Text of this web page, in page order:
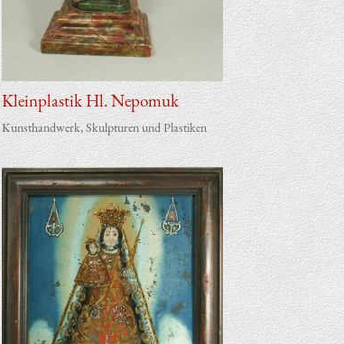
Klein­plas­tik Hl. Nepomuk
Kunsthandwerk,Skulpturen und Plastiken